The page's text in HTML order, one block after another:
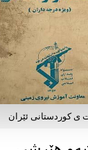
ی كوردستانی ئێران